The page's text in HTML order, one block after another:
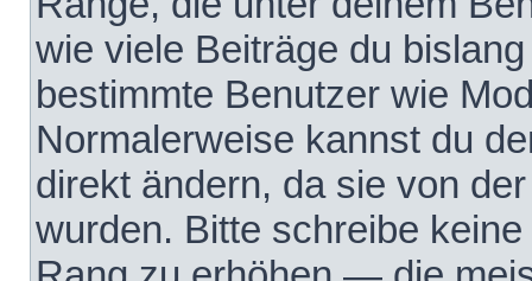
wie viele Beiträge du
bestimmte Benutzer wie
Normalerweise kannst du
direkt ändern, da sie von
wurden. Bitte schreibe